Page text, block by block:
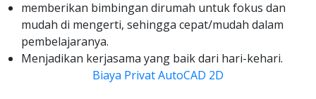
memberikan bimbingan dirumah untuk fokus dan
mudah di mengerti, sehingga cepat/mudah dalam
pembelajaranya.
Menjadikan kerjasama yang baik dari hari-kehari.
Biaya Privat AutoCAD 2D